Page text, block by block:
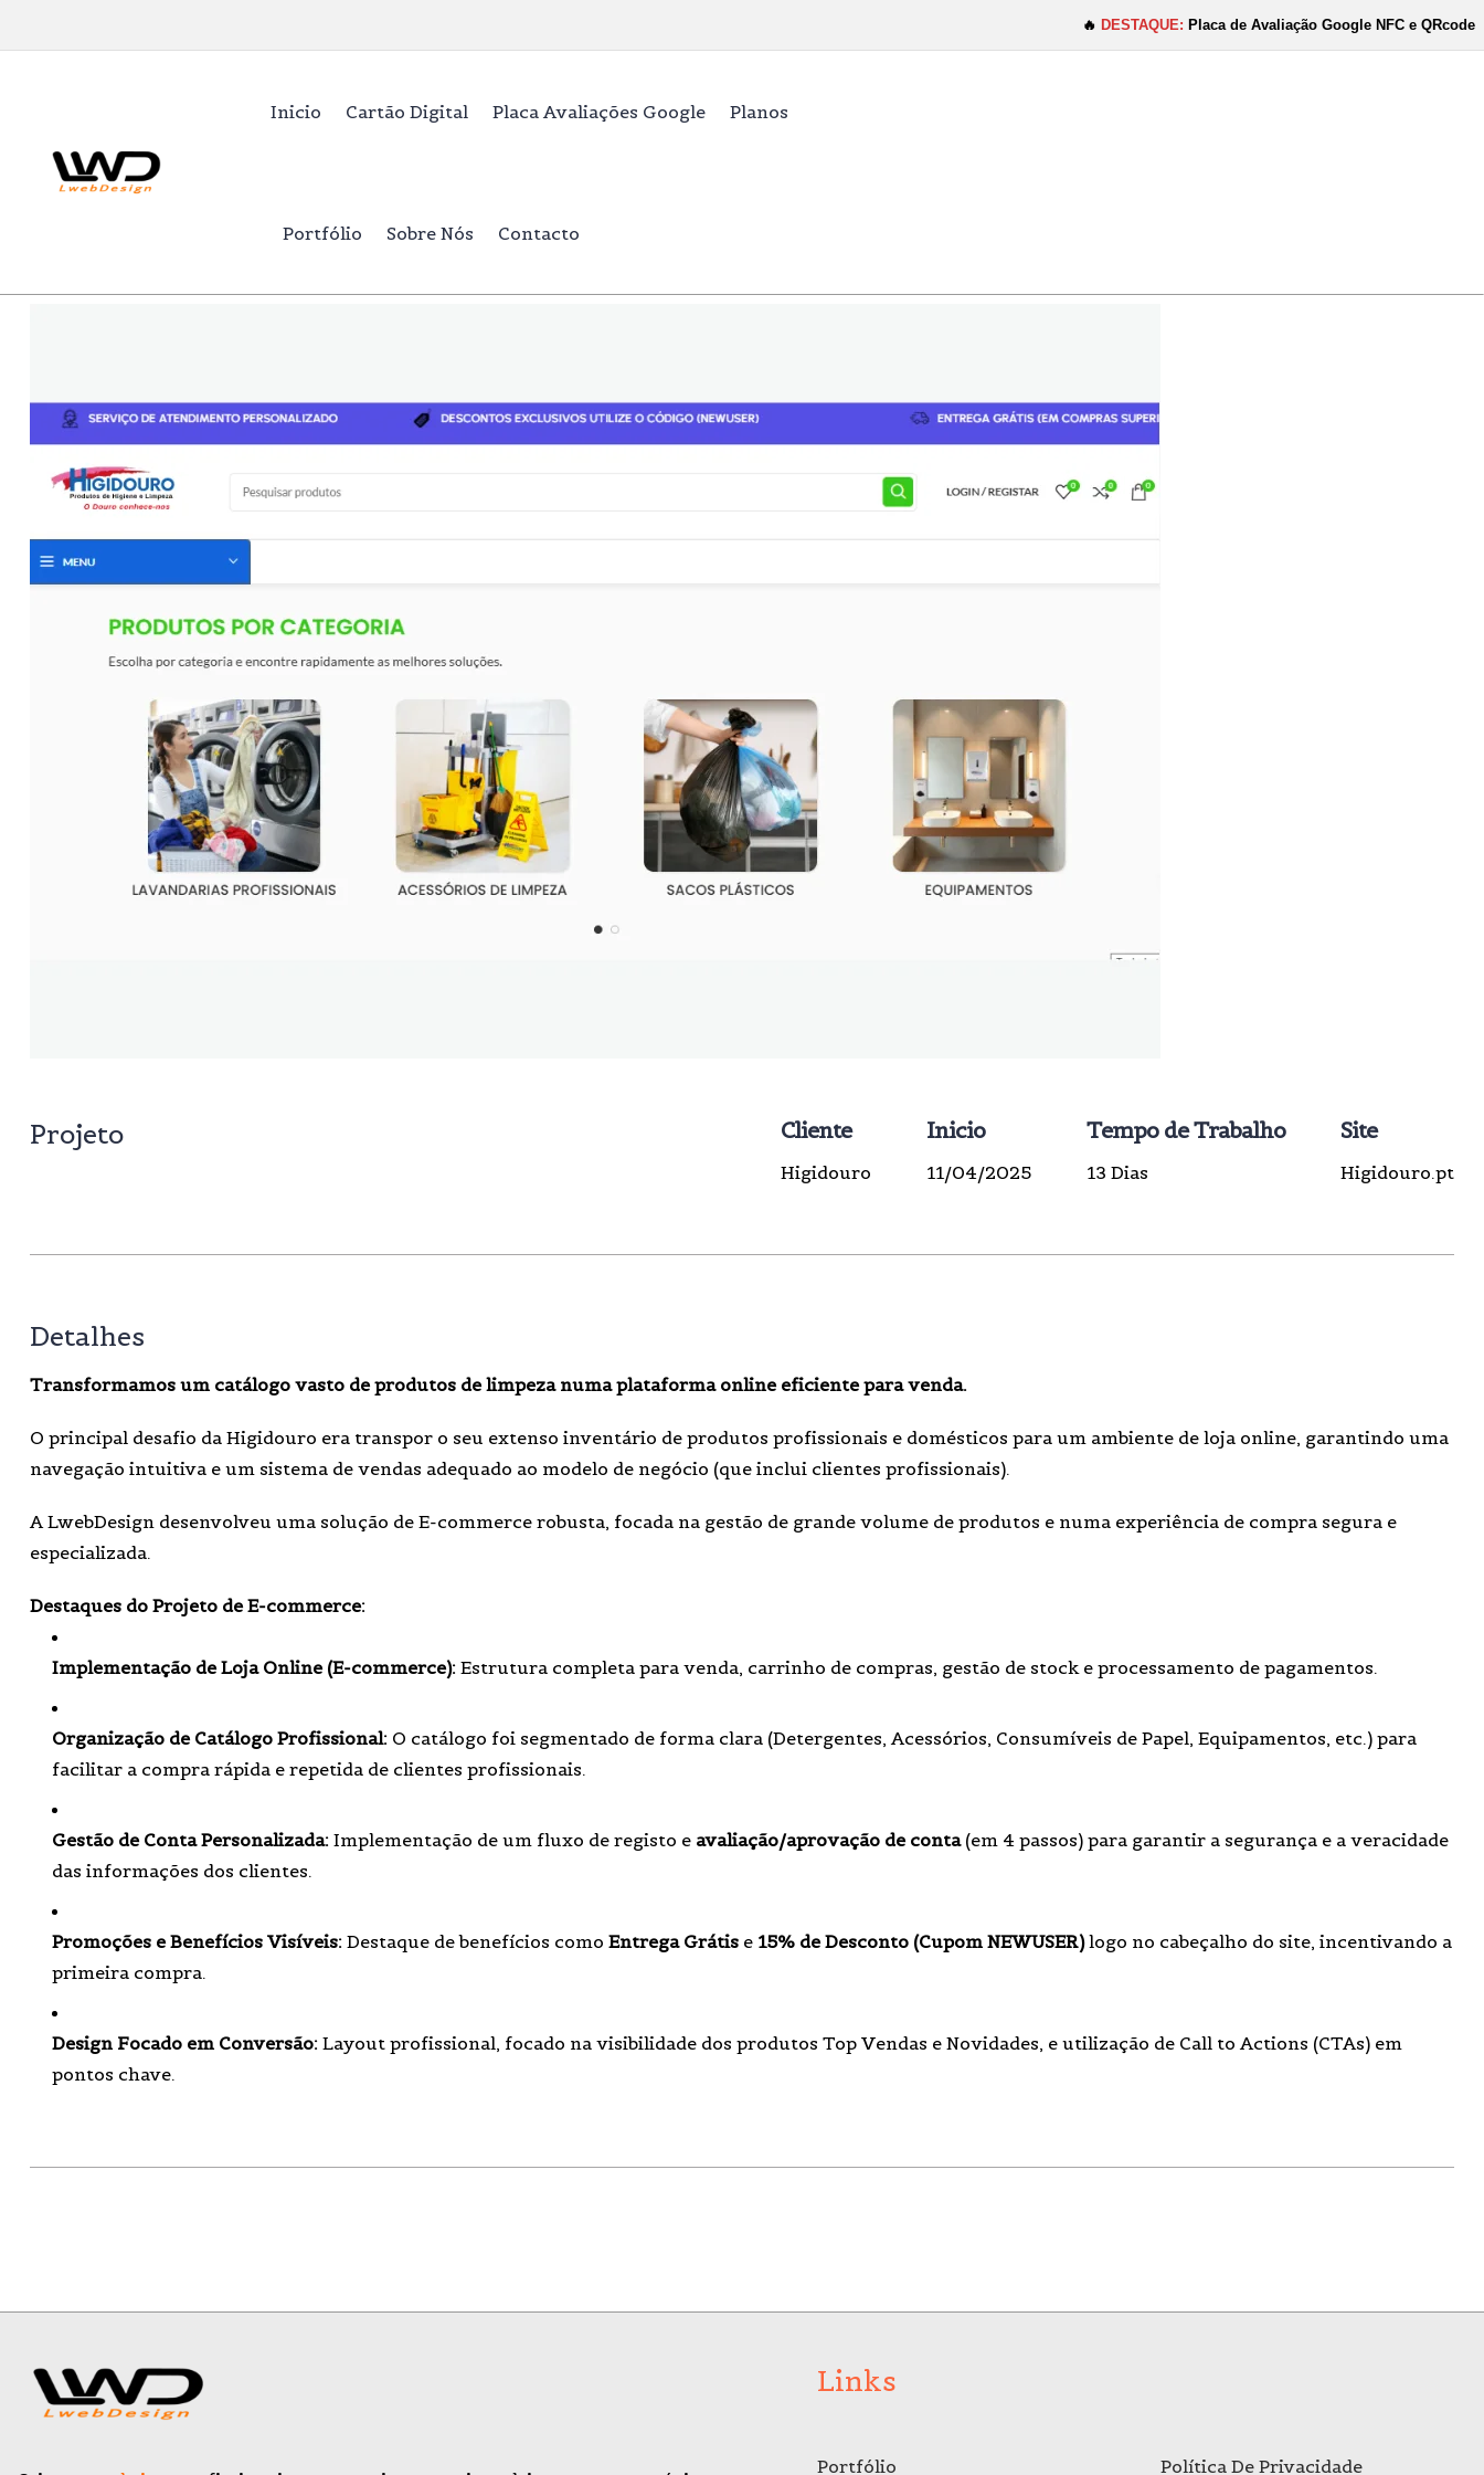
DESTAQUE:Placa de Avaliação Google NFC e QRcode por
Inicio Cartão Digital Placa Avaliações Google Planos
Portfólio Sobre Nós Contacto
Projeto Cliente
Higidouro
Inicio
11/04/2025
Tempo de Trabalho
13 Dias
Site
Higidouro.pt
Detalhes
Transformamos um catálogo vasto de produtos de limpeza numa plataforma online eficiente para venda.
O principal desafio da Higidouro era transpor o seu extenso inventário de produtos profissionais e domésticos para um ambiente de loja online, garantindo uma
navegação intuitiva e um sistema de vendas adequado ao modelo de negócio (que inclui clientes profissionais).
A LwebDesign desenvolveu uma solução de E-commerce robusta, focada na gestão de grande volume de produtos e numa experiência de compra segura e
especializada.
Destaques do Projeto de E-commerce:
Implementação de Loja Online (E-commerce): Estrutura completa para venda, carrinho de compras, gestão de stocke processamento de pagamentos.
Organização de Catálogo Profissional: O catálogo foi segmentado de forma clara (Detergentes, Acessórios, Consumíveis de Papel, Equipamentos, etc.) para
facilitar a compra rápida e repetida de clientes profissionais.
Gestão de Conta Personalizada: Implementação de um fluxo de registo e avaliação/aprovação de conta(em 4 passos) para garantir a segurança e a veracidade
das informações dos clientes.
Promoções e Benefícios Visíveis: Destaque de benefícios como Entrega Grátis e 15% de Desconto (Cupom NEWUSER)logo no cabeçalho do site, incentivando a
primeira compra.
Design Focado em Conversão: Layout profissional, focado na visibilidade dos produtos Top Vendas e Novidades, e utilização de Call to Actions (CTAs) em
pontos chave.
Links
Portfólio Política De Privacidade